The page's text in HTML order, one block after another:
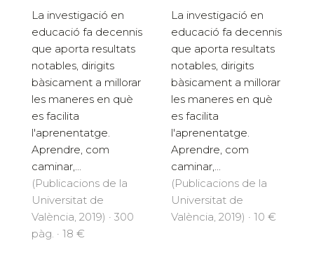
La investigació en
educació fa decennis
que aporta resultats
notables, dirigits
bàsicament a millorar
les maneres en què
es facilita
l'aprenentatge.
Aprendre, com
caminar,...
(Publicacions de la
Universitat de
València, 2019) · 300
pàg. · 18 €
La investigació en
educació fa decennis
que aporta resultats
notables, dirigits
bàsicament a millorar
les maneres en què
es facilita
l'aprenentatge.
Aprendre, com
caminar,...
(Publicacions de la
Universitat de
València, 2019) · 10 €